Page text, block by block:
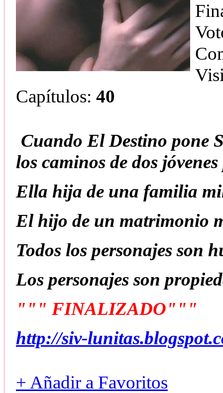
Capítulos: 40
Cuando El Destino pone
los caminos de dos
Ella hija de una familia
El hijo de un matrimonio
Todos los personajes son
Los personajes son
""" FINALIZADO"""
http://siv-
+ Añadir a Favoritos